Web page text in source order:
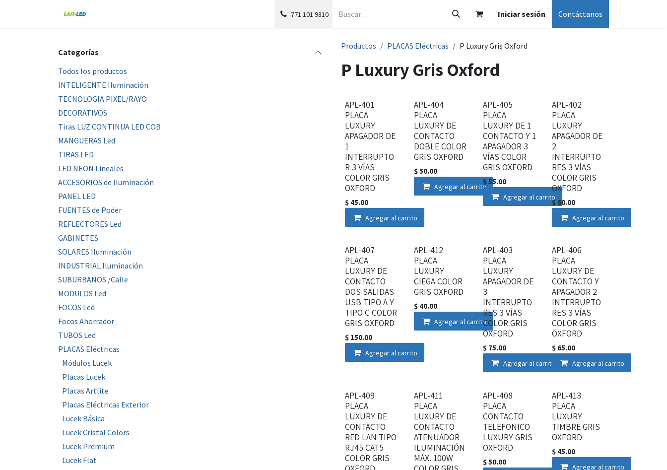
771 101 9810 Iniciar sesión Contáctanos
Categorías
Todos los productos
INTELIGENTE Iluminación
TECNOLOGIA PIXEL/RAYO
DECORATIVOS
Tiras LUZ CONTINUA LED COB
MANGUERAS Led
TIRAS LED
LED NEON Lineales
ACCESORIOS de Iluminación
PANEL LED
FUENTES de Poder
REFLECTORES Led
GABINETES
SOLARES Iluminación
INDUSTRIAL Iluminación
SUBURBANOS /Calle
MODULOS Led
FOCOS Led
Focos Ahorrador
TUBOS Led
PLACAS Eléctricas
Módulos Lucek
Placas Lucek
Placas Artlite
Placas Eléctricas Exterior
Lucek Básica
Lucek Cristal Colors
Lucek Premium
Lucek Flat
Productos PLACAS Eléctricas P Luxury Gris Oxford
P Luxury Gris Oxford
APL-401
PLACA
LUXURY
APAGADOR DE
1
INTERRUPTO
R 3 VÍAS
COLOR GRIS
OXFORD
$ 45.00
Agregar al carrito
APL-404
PLACA
LUXURY DE
CONTACTO
DOBLE COLOR
GRIS OXFORD
$50.00
Agregar al carrito
APL-405
PLACA
LUXURY DE 1
CONTACTO Y 1
APAGADOR 3
VÍAS COLOR
GRIS OXFORD
$55.00
Agregar al carrito
APL-402
PLACA
LUXURY
APAGADOR DE
2
INTERRUPTO
RES 3 VÍAS
COLOR GRIS
OXFORD
$ 60.00
Agregar al carrito
APL-407
PLACA
LUXURY DE
CONTACTO
DOS SALIDAS
USB TIPO A Y
TIPO C COLOR
GRIS OXFORD
$ 150.00
Agregar al carrito
APL-412
PLACA
LUXURY
CIEGA COLOR
GRIS OXFORD
$ 40.00
Agregar al carrito
APL-403
PLACA
LUXURY
APAGADOR DE
3
INTERRUPTO
RES 3 VÍAS
COLOR GRIS
OXFORD
$ 75.00
Agregar al carrito
APL-406
PLACA
LUXURY DE
CONTACTO Y
APAGADOR 2
INTERRUPTO
RES 3 VÍAS
COLOR GRIS
OXFORD
$ 65.00
Agregar al carrito
APL-409
PLACA
LUXURY DE
CONTACTO
RED LAN TIPO
RJ45 CAT5
COLOR GRIS
APL-411
PLACA
LUXURY DE
CONTACTO
ATENUADOR
ILUMINACIÓN
MÁX. 100W
APL-408
PLACA
CONTACTO
TELEFONICO
LUXURY GRIS
OXFORD
$50.00
APL-413
PLACA
LUXURY
TIMBRE GRIS
OXFORD
$ 45.00
Agregar al carrito